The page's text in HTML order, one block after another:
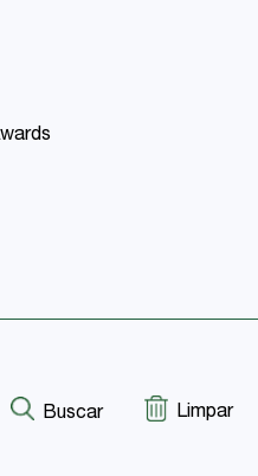
Buscar Limpar